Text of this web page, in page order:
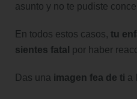
asunto y no te pudiste
En todos estos casos, tu
sientes fatal por haber
Das una imagen fea de ti a